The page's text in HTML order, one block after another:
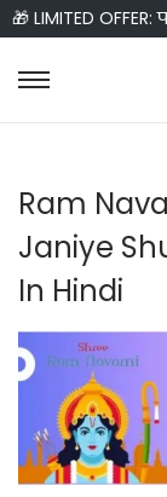
🎁 LIMITED
Ram
Janiye
In Hindi